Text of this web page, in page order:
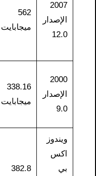
2007
الإصدار
12.0
562
ميجابايت
2000
الإصدار
9.0
338.16
ميجابايت
ويندوز
اكس
بي
382.8